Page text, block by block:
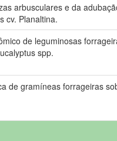
arbusculares e da
cv. Planaltina.
de leguminosas
spp.
de gramíneas forrageiras